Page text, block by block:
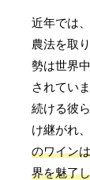
近年では
農法を取
勢は世界
されてい
続ける彼
け継がれ
のワイン
界を魅了